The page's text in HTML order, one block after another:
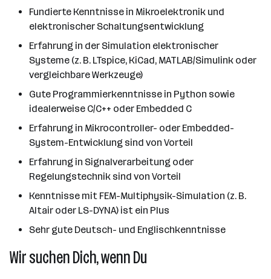
Fundierte Kenntnisse in Mikroelektronik und
elektronischer Schaltungsentwicklung
Erfahrung in der Simulation elektronischer
Systeme (z. B. LTspice, KiCad, MATLAB/Simulink oder
vergleichbare Werkzeuge)
Gute Programmierkenntnisse in Python sowie
idealerweise C/C++ oder Embedded C
Erfahrung in Mikrocontroller- oder Embedded-
System-Entwicklung sind von Vorteil
Erfahrung in Signalverarbeitung oder
Regelungstechnik sind von Vorteil
Kenntnisse mit FEM-Multiphysik-Simulation (z. B.
Altair oder LS-DYNA) ist ein Plus
Sehr gute Deutsch- und Englischkenntnisse
Wir suchen Dich, wenn Du